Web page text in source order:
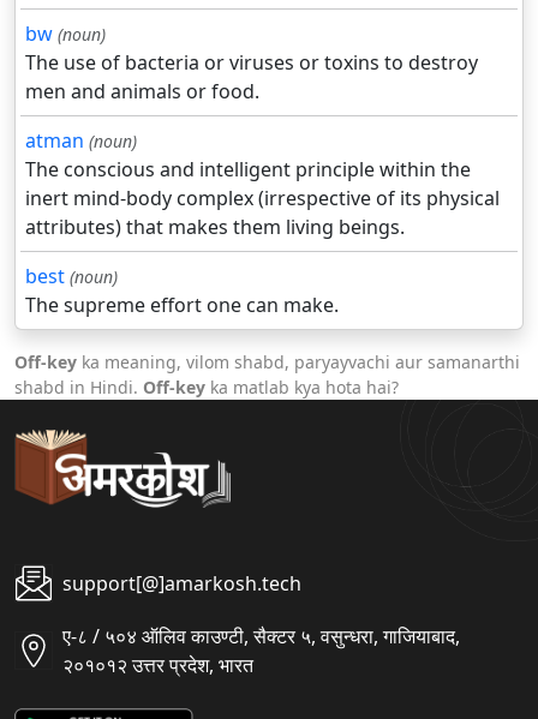
bw (noun)
The use of bacteria or viruses or toxins to destroy
men and animals or food.
atman (noun)
The conscious and intelligent principle within the
inert mind-body complex (irrespective of its physical
attributes) that makes them living beings.
best (noun)
The supreme effort one can make.
Off-key ka meaning, vilom shabd, paryayvachi aur samanarthi
shabd in Hindi. Off-key ka matlab kya hota hai?
support[@]amarkosh.tech
ए-८ / ५०४ ऑलिव काउण्टी, सैक्टर ५, वसुन्धरा, गाजियाबाद,
२०१०१२ उत्तर प्रदेश, भारत